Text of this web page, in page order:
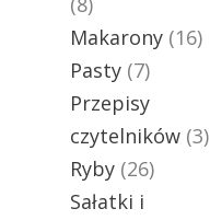
Makarony (16)
Pasty (7)
Przepisy
czytelników (3)
Ryby (26)
Sałatki i